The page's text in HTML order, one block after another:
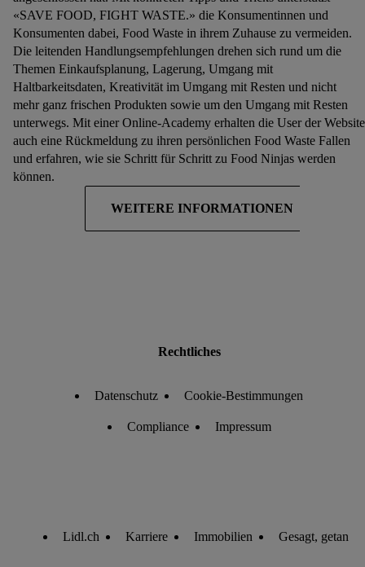
«SAVE FOOD, FIGHT WASTE.» die Konsumentinnen und
Konsumenten dabei, Food Waste in ihrem Zuhause zu vermeiden.
Die leitenden Handlungsempfehlungen drehen sich rund um die
Themen Einkaufsplanung, Lagerung, Umgang mit
Haltbarkeitsdaten, Kreativität im Umgang mit Resten und nicht
mehr ganz frischen Produkten sowie um den Umgang mit Resten
unterwegs. Mit einer Online-Academy erhalten die User der Website
auch eine Rückmeldung zu ihren persönlichen Food Waste Fallen
und erfahren, wie sie Schritt für Schritt zu Food Ninjas werden
können.
WEITERE INFORMATIONEN
Rechtliches
Datenschutz Cookie-Bestimmungen
Compliance Impressum
Lidl.ch Karriere Immobilien Gesagt, getan